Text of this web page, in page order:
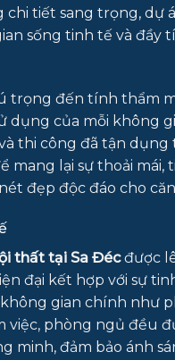
chi tiết sang trọng, dự
sống tinh tế và đầy
trọng đến tính thẩm
dụng của mỗi không
thi công đã tận dụng
mang lại sự thoải mái,
đẹp độc đáo cho
thất tại Sa Đécđược
đại kết hợp với sự
gian chính như
việc, phòng ngủ đều
minh, đảm bảo ánh